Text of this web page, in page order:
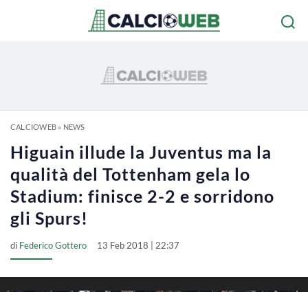
CALCIOWEB» NEWS
Higuain illude la Juventus ma la
qualità del Tottenham gela lo
Stadium: finisce 2-2 e sorridono
gli Spurs!
di Federico Gottero 13 Feb 2018 | 22:37